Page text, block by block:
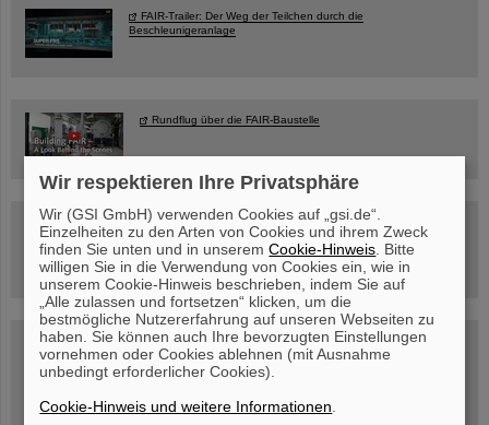
FAIR-Trailer: Der Weg der Teilchen durch die
Beschleunigeranlage
Rundflug über die FAIR-Baustelle
Besichtigung von GSI/FAIR –
jetzt Termin buchen!
Blog Beam On
Menschen ...hinter GSI und FAIR.
Wir respektieren Ihre Privatsphäre
Wir (GSI GmbH) verwenden Cookies auf „gsi.de“.
Einzelheiten zu den Arten von Cookies und ihrem Zweck
finden Sie unten und in unseremCookie-Hinweis . Bitte
willigen Sie in die Verwendung von Cookies ein, wie in
unserem Cookie-Hinweis beschrieben, indem Sie auf
„Alle zulassen und fortsetzen“ klicken, um die
bestmögliche Nutzererfahrung auf unseren Webseiten zu
haben. Sie können auch Ihre bevorzugten Einstellungen
vornehmen oder Cookies ablehnen (mit Ausnahme
unbedingt erforderlicher Cookies).
Cookie-Hinweis und weitere Informationen